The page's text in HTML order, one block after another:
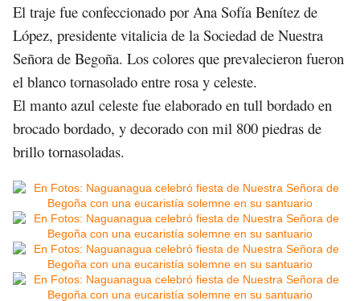
El traje fue confeccionado por Ana Sofía Benítez de
López, presidente vitalicia de la Sociedad de Nuestra
Señora de Begoña. Los colores que prevalecieron fueron
el blanco tornasolado entre rosa y celeste.
El manto azul celeste fue elaborado en tull bordado en
brocado bordado, y decorado con mil 800 piedras de
brillo tornasoladas.